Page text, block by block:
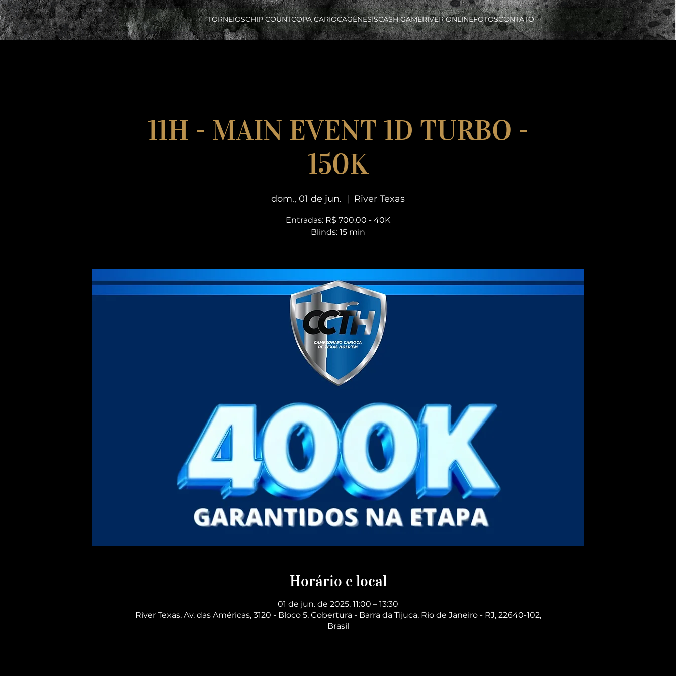
TORNEIOSCHIP COUNTCOPA CARIOCAGÊNESISCASH GAMERIVER ONLINEFOTOSCONTATO
11H - MAIN EVENT 1D TURBO -
150K
dom., 01 de jun.
  |
River Texas
Entradas: R$ 700,00 - 40K
Blinds: 15 min
Horário e local
01 de jun. de 2025, 11:00 – 13:30
River Texas, Av. das Américas, 3120 - Bloco 5, Cobertura - Barra da Tijuca, Rio de Janeiro - RJ, 22640-102,
Brasil